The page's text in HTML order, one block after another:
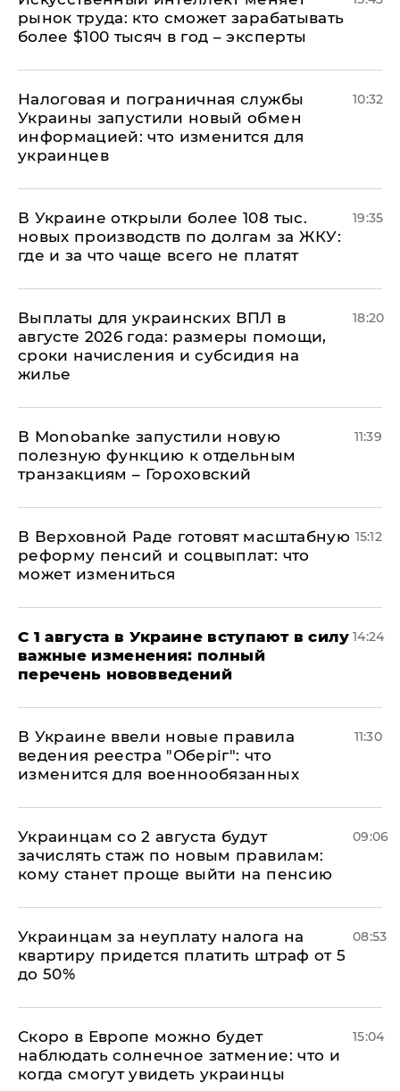
рынок труда: кто сможет зарабатывать
более $100 тысяч в год – эксперты
Налоговая и пограничная службы
Украины запустили новый обмен
информацией: что изменится для
украинцев
10:32
В Украине открыли более 108 тыс.
новых производств по долгам за ЖКУ:
где и за что чаще всего не платят
19:35
Выплаты для украинских ВПЛ в
августе 2026 года: размеры помощи,
сроки начисления и субсидия на
жилье
18:20
В Мonobankе запустили новую
полезную функцию к отдельным
транзакциям – Гороховский
11:39
В Верховной Раде готовят масштабную
реформу пенсий и соцвыплат: что
может измениться
15:12
С 1 августа в Украине вступают в силу
важные изменения: полный
перечень нововведений
14:24
В Украине ввели новые правила
ведения реестра "Оберіг": что
изменится для военнообязанных
11:30
Украинцам со 2 августа будут
зачислять стаж по новым правилам:
кому станет проще выйти на пенсию
09:06
Украинцам за неуплату налога на
квартиру придется платить штраф от 5
до 50%
08:53
Скоро в Европе можно будет
наблюдать солнечное затмение: что и
когда смогут увидеть украинцы
15:04